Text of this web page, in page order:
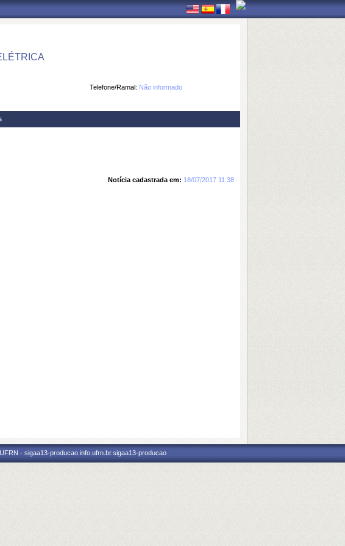
Telefone/Ramal: Não informado
Notícia cadastrada em: 18/07/2017 11:38
- sigaa13-producao.info.ufrn.br.sigaa13-producao